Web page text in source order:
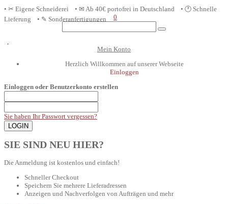
• ✂ Eigene Schneiderei • ✉ Ab 40€ portofrei in Deutschland
• 🕐 Schnelle
Lieferung • ✎ Sonderanfertigungen
0
Mein Konto
Herzlich Willkommen auf unserer Webseite
Einloggen
Einloggen oder Benutzerkonto erstellen
Sie haben Ihr Passwort vergessen?
SIE SIND NEU HIER?
Die Anmeldung ist kostenlos und einfach!
Schneller Checkout
Speichern Sie mehrere Lieferadressen
Anzeigen und Nachverfolgen von Aufträgen und mehr